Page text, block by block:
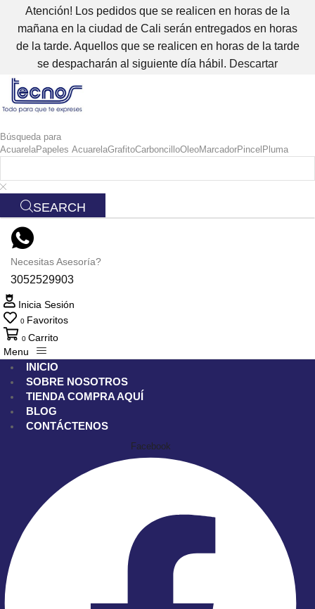
Atención! Los pedidos que se realicen en horas de la
mañana en la ciudad de Cali serán entregados en horas
de la tarde. Aquellos que se realicen en horas de la tarde
se despacharán al siguiente día hábil. Descartar
Búsqueda para
AcuarelaPapeles AcuarelaGrafitoCarboncilloOleoMarcadorPincel Pluma
SEARCH
Necesitas Asesoría?
3052529903
Inicia Sesión
0 Favoritos
0 Carrito
Menu
INICIO
SOBRE NOSOTROS
TIENDA COMPRA AQUÍ
BLOG
CONTÁCTENOS
Facebook